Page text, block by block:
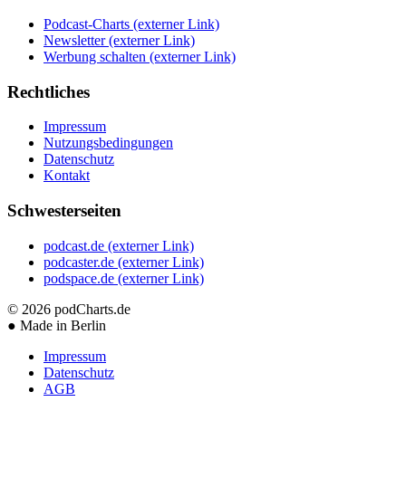
Podcast-Charts (externer Link)
Newsletter (externer Link)
Werbung schalten (externer Link)
Rechtliches
Impressum
Nutzungsbedingungen
Datenschutz
Kontakt
Schwesterseiten
podcast.de (externer Link)
podcaster.de (externer Link)
podspace.de (externer Link)
© 2026 podCharts.de
● Made in Berlin
Impressum
Datenschutz
AGB